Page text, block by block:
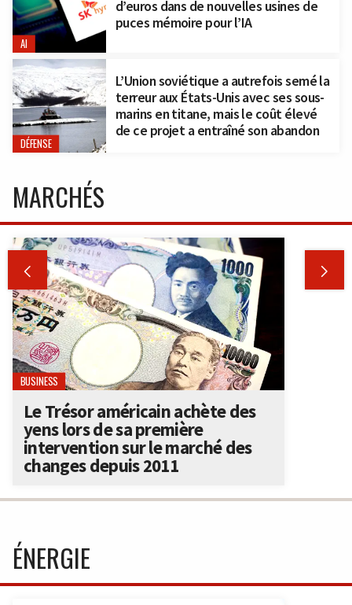
AI
d’euros dans de nouvelles usines de
puces mémoire pour l’IA
DÉFENSE
L’Union soviétique a autrefois semé la
terreur aux États-Unis avec ses sous-
marins en titane, mais le coût élevé
de ce projet a entraîné son abandon
MARCHÉS
 
BUSINESS
Le Trésor américain achète des
yens lors de sa première
intervention sur le marché des
changes depuis 2011
ÉNERGIE